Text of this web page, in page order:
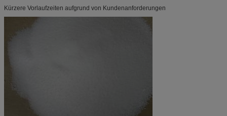
Kürzere Vorlaufzeiten aufgrund von Kundenanforderungen